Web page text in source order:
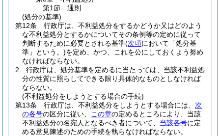
第1節
通則
(処分の基準)
第12条
行政庁は、不利益処分をするかどうか又はどのよう
な不利益処分とするかについてその条例等の定めに従って
判断するために必要とされる基準(次項において「処分基
準」という。)を定め、かつ、これを公にしておくよう努め
なければならない。
2
行政庁は、処分基準を定めるに当たっては、当該不利益処
分の性質に照らしてできる限り具体的なものとしなければ
ならない。
(不利益処分をしようとする場合の手続)
第13条
行政庁は、不利益処分をしようとする場合には、 次
の各号の区分に従い、 この章の定めるところにより、当該
不利益処分の名宛人となるべき者について、 当該各号に定
める意見陳述のための手続を執らなければならない。